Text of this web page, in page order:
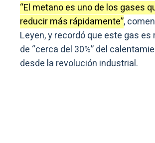
“El metano es uno de los gases
reducir más rápidamente”,
Leyen, y recordó que este gas
de “cerca del 30%” del
desde la revolución industrial.